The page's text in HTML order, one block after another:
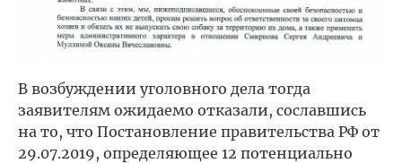
В возбуждении уголовного дела тогда
заявителям ожидаемо отказали, сославшись
на то, что Постановление правительства РФ от
29.07.2019, определяющее 12 потенциально